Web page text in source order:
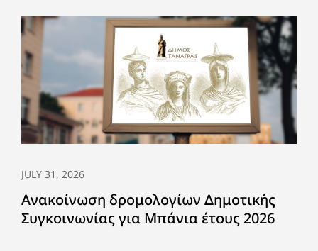
JULY 31, 2026
Ανακοίνωση δρομολογίων Δημοτικής
Συγκοινωνίας για Μπάνια έτους 2026